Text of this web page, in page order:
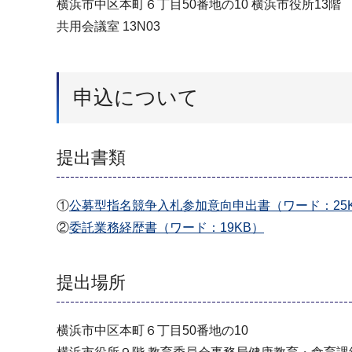
横浜市中区本町６丁目50番地の10 横浜市役所13階
共用会議室 13N03
申込について
提出書類
①公募型指名競争入札参加意向申出書（ワード：
②委託業務経歴書（ワード：19KB）
提出場所
横浜市中区本町６丁目50番地の10